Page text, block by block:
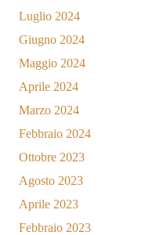
Luglio 2024
Giugno 2024
Maggio 2024
Aprile 2024
Marzo 2024
Febbraio 2024
Ottobre 2023
Agosto 2023
Aprile 2023
Febbraio 2023